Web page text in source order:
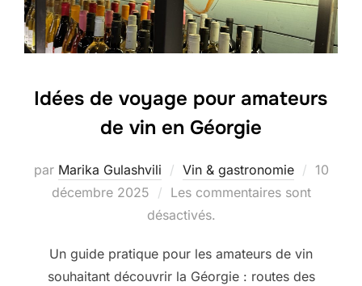
Idées de voyage pour amateurs
de vin en Géorgie
par Marika Gulashvili Vin & gastronomie
Publié
10
décembre 2025
Les commentaires sont
désactivés.
Un guide pratique pour les amateurs de vin
souhaitant découvrir la Géorgie : routes des